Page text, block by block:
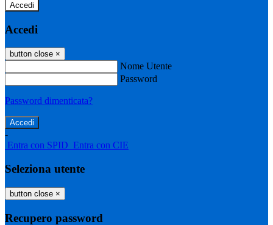
Accedi
Accedi
button close ×
Nome Utente
Password
Password dimenticata?
-
Entra con SPID Entra con CIE
Seleziona utente
button close ×
Recupero password